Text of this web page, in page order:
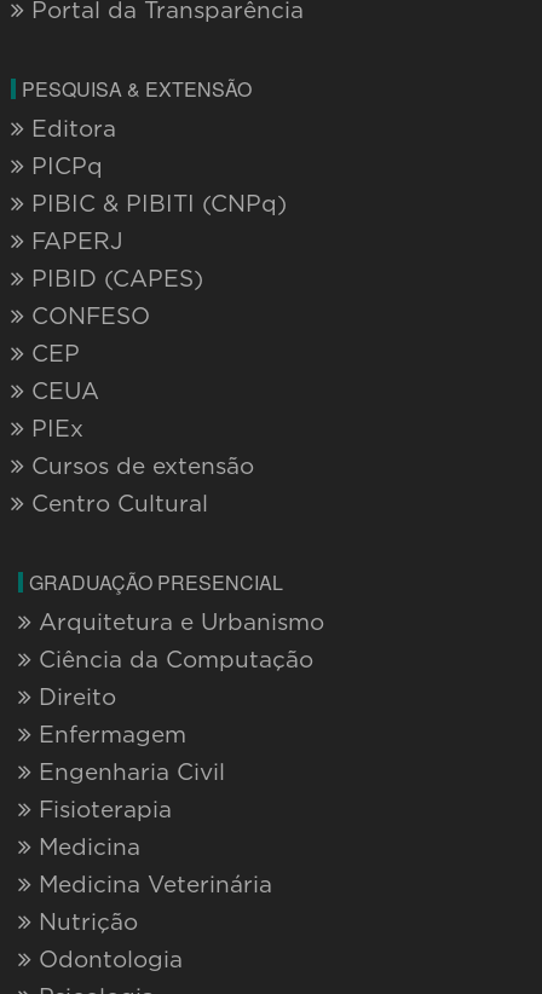
Fisioterapia
Medicina
Medicina Veterinária
Nutrição
Odontologia
Psicologia
Biomedicina
GRADUAÇÃO EAD
Farmácia EaD
Nutrição EaD
Pedagogia EaD
Tecnologia em Análise e Desenvolvimento
de Sistemas EaD
Tecnologia em Gestão Ambiental EaD
Tecnologia em Gestão de Recursos
Humanos EaD
Tecnologia em Marketing EaD
PÓS-GRADUAÇÃO PRESENCIAL